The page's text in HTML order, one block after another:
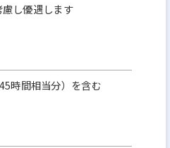
し優遇します
時間相当分）を含む